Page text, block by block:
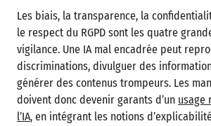
Les biais, la transparence, la
le respect du RGPD sont les quatre
vigilance. Une IA mal encadrée peut
discriminations, divulguer des
générer des contenus trompeurs. Les
doivent donc devenir garants d’un usage
l’IA, en intégrant les notions